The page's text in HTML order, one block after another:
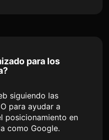
para los
siguiendo las
para ayudar a
posicionamiento en
como Google.